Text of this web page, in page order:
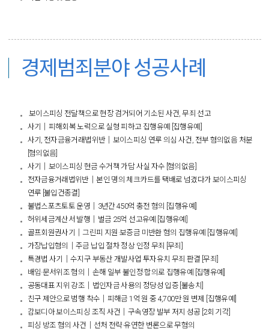
경제범죄분야 성공사례
보이스피싱 전달책으로 현장 검거되어 기소된 사건, 무죄 선고
사기│피해회복 노력으로 실형 피하고 집행유예 [집행유예]
사기, 전자금융거래법위반│보이스피싱 연루 의심 사건, 전부 혐의없음 처분
[혐의없음]
사기│보이스피싱 현금 수거책 가담 사실 자수 [혐의없음]
전자금융거래법위반│본인 명의 체크카드를 택배로 넘겼다가 보이스피싱
연루 [불입건종결]
불법스포츠토토 운영│3년간 450억 충전 혐의 [집행유예]
허위세금계산서 발행│벌금 25억 선고유예 [집행유예]
골프회원권사기│그린피 지원·보증금 미반환 혐의 집행유예 [집행유예]
가장납입혐의│주금 납입 절차 정상 인정 무죄 [무죄]
특경법 사기│수지구 부동산 개발사업 투자유치 무죄 판결 [무죄]
배임·문서위조 혐의│손해 일부 불인정·합의로 집행유예 [집행유예]
공동대표 지위 강조│법인자금 사용의 정당성 입증 [불송치]
친구 제안으로 범행 착수│피해금 1억 원 중 4,700만 원 변제 [집행유예]
캄보디아 보이스피싱 조직 사건│구속영장 발부 저지 성공 [2회 기각]
피싱 방조 혐의 사건│선처 전략·유연한 변론으로 무혐의